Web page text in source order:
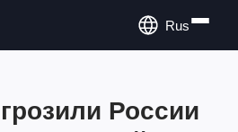
Rus
России